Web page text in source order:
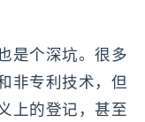
是个深坑。很多
非专利技术，但
上的登记，甚至